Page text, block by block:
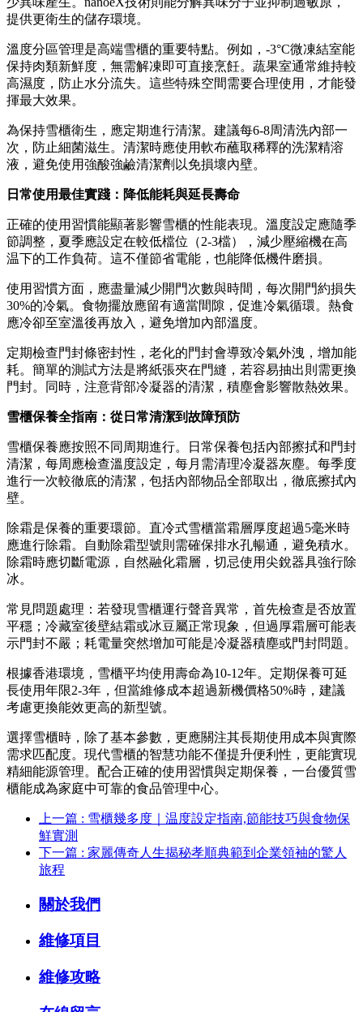
提供更衛生的儲存環境。
溫度分區管理是高端雪櫃的重要特點。例如，-3°C微凍結室能
保持肉類新鮮度，無需解凍即可直接烹飪。蔬果室通常維持較
高濕度，防止水分流失。這些特殊空間需要合理使用，才能發
揮最大效果。
為保持雪櫃衛生，應定期進行清潔。建議每6-8周清洗內部一
次，防止細菌滋生。清潔時應使用軟布蘸取稀釋的洗潔精溶
液，避免使用強酸強鹼清潔劑以免損壞內壁。
日常使用最佳實踐：降低能耗與延長壽命
正確的使用習慣能顯著影響雪櫃的性能表現。溫度設定應隨季
節調整，夏季應設定在較低檔位（2-3檔），減少壓縮機在高
温下的工作負荷。這不僅節省電能，也能降低機件磨損。
使用習慣方面，應盡量減少開門次數與時間，每次開門約損失
30%的冷氣。食物擺放應留有適當間隙，促進冷氣循環。熱食
應冷卻至室溫後再放入，避免增加內部溫度。
定期檢查門封條密封性，老化的門封會導致冷氣外洩，增加能
耗。簡單的測試方法是將紙張夾在門縫，若容易抽出則需更換
門封。同時，注意背部冷凝器的清潔，積塵會影響散熱效果。
雪櫃保養全指南：從日常清潔到故障預防
雪櫃保養應按照不同周期進行。日常保養包括內部擦拭和門封
清潔，每周應檢查溫度設定，每月需清理冷凝器灰塵。每季度
進行一次較徹底的清潔，包括內部物品全部取出，徹底擦拭內
壁。
除霜是保養的重要環節。直冷式雪櫃當霜層厚度超過5毫米時
應進行除霜。自動除霜型號則需確保排水孔暢通，避免積水。
除霜時應切斷電源，自然融化霜層，切忌使用尖銳器具強行除
冰。
常見問題處理：若發現雪櫃運行聲音異常，首先檢查是否放置
平穩；冷藏室後壁結霜或冰豆屬正常現象，但過厚霜層可能表
示門封不嚴；耗電量突然增加可能是冷凝器積塵或門封問題。
根據香港環境，雪櫃平均使用壽命為10-12年。定期保養可延
長使用年限2-3年，但當維修成本超過新機價格50%時，建議
考慮更換能效更高的新型號。
選擇雪櫃時，除了基本參數，更應關注其長期使用成本與實際
需求匹配度。現代雪櫃的智慧功能不僅提升便利性，更能實現
精細能源管理。配合正確的使用習慣與定期保養，一台優質雪
櫃能成為家庭中可靠的食品管理中心。
上一篇 : 雪櫃幾多度｜温度設定指南,節能技巧與食物保
鮮實測
下一篇 : 家麗傳奇人生揭秘孝順典範到企業領袖的驚人
旅程
關於我們
維修項目
維修攻略